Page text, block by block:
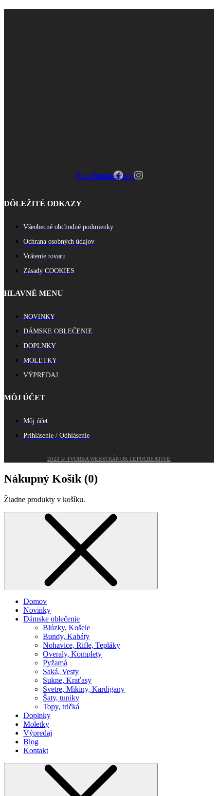
FacebookInstagram
DÔLEŽITÉ ODKAZY
Všeobecné obchodné podmienky
Ochrana osobných údajov
Vrátenie tovaru
Zásady COOKIES
HLAVNÉ MENU
NOVINKY
DÁMSKE OBLEČENIE
DOPLNKY
MOLETKY
VÝPREDAJ
MÔJ ÚČET
Môj účet
Prihlásenie / Odhlásenie
2023 © TVORBA WEBSTRÁNOK LEPOCREATIVE
Nákupný Košík (0)
Žiadne produkty v košíku.
Domov
Novinky
Dámske oblečenie
Blúzky, Košele
Bundy, Kabáty
Nohavice, Rifle, Tepláky
Overaly, Komplety
Pyžamá
Saká, Vesty
Sukne, Kraťasy
Svetre, Mikiny, Kardigany
Šaty, tuniky
Topy, tričká
Doplnky
Moletky
Výpredaj
Blog
Kontakt